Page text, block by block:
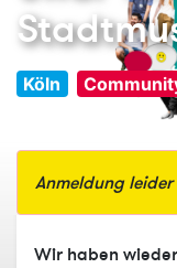
Köln
Anmeldung
Wir haben